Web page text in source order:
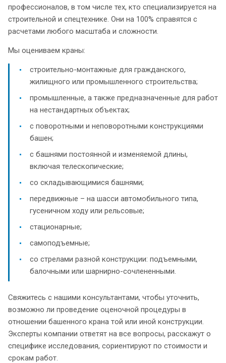
профессионалов, в том числе тех, кто специализируется на
строительной и спецтехнике. Они на 100% справятся с
расчетами любого масштаба и сложности.
Мы оцениваем краны:
строительно-монтажные для гражданского,
жилищного или промышленного строительства;
промышленные, а также предназначенные для работ
на нестандартных объектах;
с поворотными и неповоротными конструкциями
башен;
с башнями постоянной и изменяемой длины,
включая телескопические;
со складывающимися башнями;
передвижные – на шасси автомобильного типа,
гусеничном ходу или рельсовые;
стационарные;
самоподъемные;
со стрелами разной конструкции: подъемными,
балочными или шарнирно-сочлененными.
Свяжитесь с нашими консультантами, чтобы уточнить,
возможно ли проведение оценочной процедуры в
отношении башенного крана той или иной конструкции.
Эксперты компании ответят на все вопросы, расскажут о
специфике исследования, сориентируют по стоимости и
срокам работ.